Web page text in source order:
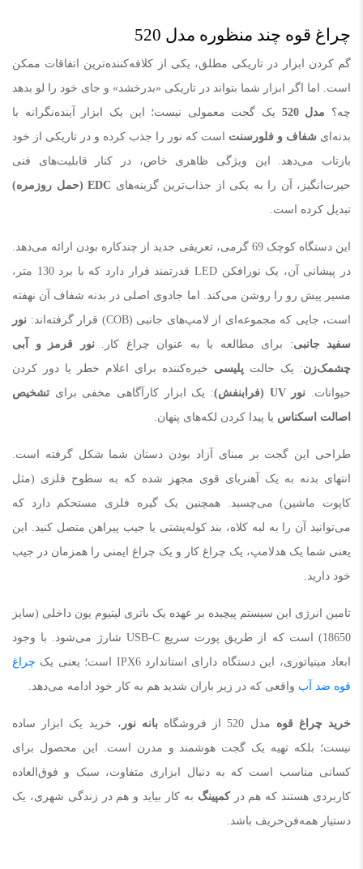
چراغ قوه چند منظوره مدل 520
گم کردن ابزار در تاریکی مطلق، یکی از کلافه‌کننده‌ترین اتفاقات ممکن
است. اما اگر ابزار شما بتواند در تاریکی «بدرخشد» و جای خود را لو بدهد
چه؟ مدل 520
یک گجت معمولی نیست؛ این یک ابزار آینده‌نگرانه با
بدنه‌ای شفاف و فلورسنت است که نور را جذب کرده و در تاریکی از خود
بازتاب می‌دهد. این ویژگی ظاهری خاص، در کنار قابلیت‌های فنی
حیرت‌انگیز، آن را به یکی از جذاب‌ترین گزینه‌های EDC (حمل روزمره)
تبدیل کرده است.
این دستگاه کوچک 69 گرمی، تعریفی جدید از چندکاره بودن ارائه می‌دهد.
در پیشانی آن، یک نورافکن LED قدرتمند قرار دارد که با برد 130 متر،
مسیر پیش رو را روشن می‌کند. اما جادوی اصلی در بدنه شفاف آن نهفته
است، جایی که مجموعه‌ای از لامپ‌های جانبی (COB) قرار گرفته‌اند:
نور
سفید جانبی: برای مطالعه یا به عنوان چراغ کار.نور قرمز و آبی
چشمک‌زن: یک حالت پلیسی خیره‌کننده برای اعلام خطر یا دور کردن
حیوانات. نور UV (فرابنفش) : یک ابزار کارآگاهی مخفی برای تشخیص
اصالت اسکناس یا پیدا کردن لکه‌های پنهان.
طراحی این گجت بر مبنای آزاد بودن دستان شما شکل گرفته است.
انتهای بدنه به یک آهنربای قوی مجهز شده که به سطوح فلزی (مثل
کاپوت ماشین) می‌چسبد. همچنین یک گیره فلزی مستحکم دارد که
می‌توانید آن را به لبه کلاه، بند کوله‌پشتی یا جیب پیراهن متصل کنید. این
یعنی شما یک هدلامپ، یک چراغ کار و یک چراغ ایمنی را همزمان در جیب
خود دارید.
تامین انرژی این سیستم پیچیده بر عهده یک باتری لیتیوم یون داخلی (سایز
18650) است که از طریق پورت سریع USB-C شارژ می‌شود. با وجود
ابعاد مینیاتوری، این دستگاه دارای استاندارد IPX6 است؛ یعنی یک
چراغ
قوه ضد آب واقعی که در زیر باران شدید هم به کار خود ادامه می‌دهد.
خرید چراغ قوه مدل 520 از فروشگاه بانه نور ، خرید یک ابزار ساده
نیست؛ بلکه تهیه یک گجت هوشمند و مدرن است. این محصول برای
کسانی مناسب است که به دنبال ابزاری متفاوت، سبک و فوق‌العاده
کاربردی هستند که هم درکمپینگ به کار بیاید و هم در زندگی شهری، یک
دستیار همه‌فن‌حریف باشد.